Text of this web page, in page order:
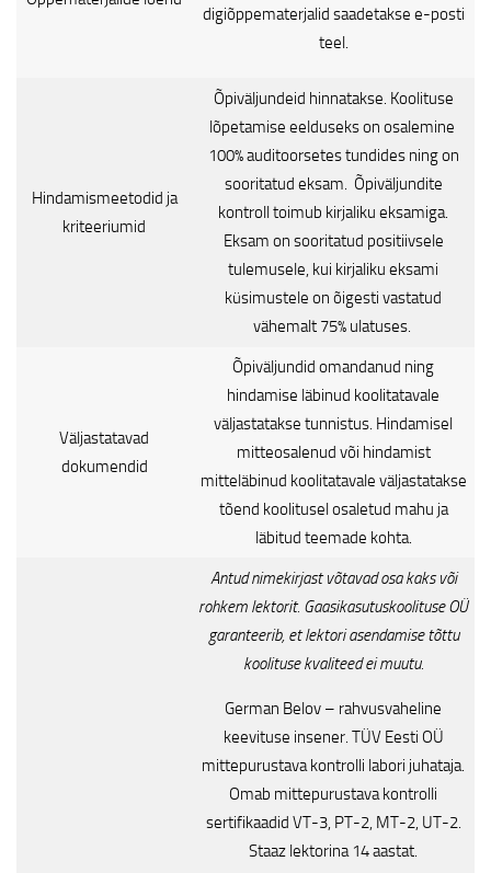
digiõppematerjalid saadetakse e-posti
teel.
Hindamismeetodid ja
kriteeriumid
Õpiväljundeid hinnatakse. Koolituse
lõpetamise eelduseks on osalemine
100% auditoorsetes tundides ning on
sooritatud eksam. Õpiväljundite
kontroll toimub kirjaliku eksamiga.
Eksam on sooritatud positiivsele
tulemusele, kui kirjaliku eksami
küsimustele on õigesti vastatud
vähemalt 75% ulatuses.
Väljastatavad
dokumendid
Õpiväljundid omandanud ning
hindamise läbinud koolitatavale
väljastatakse tunnistus. Hindamisel
mitteosalenud või hindamist
mitteläbinud koolitatavale väljastatakse
tõend koolitusel osaletud mahu ja
läbitud teemade kohta.
Antud nimekirjast võtavad osa kaks või
rohkem lektorit. Gaasikasutuskoolituse OÜ
garanteerib, et lektori asendamise tõttu
koolituse kvaliteed ei muutu.
German Belov – rahvusvaheline
keevituse insener. TÜV Eesti OÜ
mittepurustava kontrolli labori juhataja.
Omab mittepurustava kontrolli
sertifikaadid VT-3, PT-2, MT-2, UT-2.
Staaz lektorina 14 aastat.